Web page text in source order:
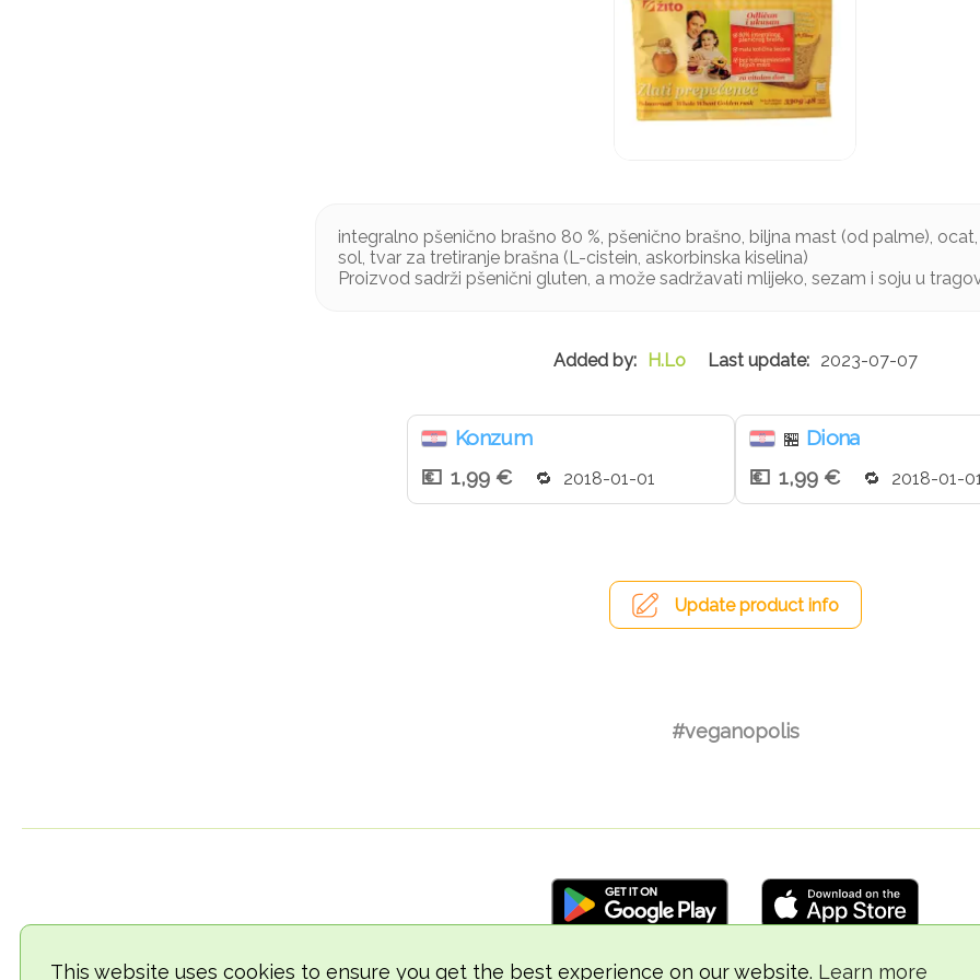
This website uses cookies to ensure you get the best experience on our website. Learn more
integralno pšenično brašno 80 %, pšenično brašno, biljna mast (od palme),
sol, tvar za tretiranje brašna (L-cistein, askorbinska kiselina)
Proizvod sadrži pšenični gluten, a može sadržavati mlijeko, sezam i soju u
H.Lo 2023-07-07
Konzum
1,99 €
2018-01-01
🏪 Diona
1,99 €
2018-01-
Update product info
#veganopolis